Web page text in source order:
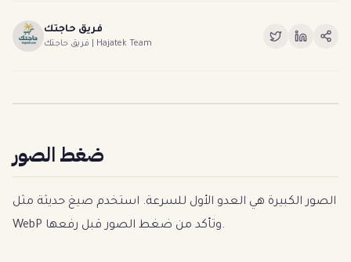
فريق حاجتك
فريق حاجتك | Hajatek Team
ضغط الصور
الصور الكبيرة هي العدو الأول للسرعة. استخدم صيغ حديثة مثل
WebP وتأكد من ضغط الصور قبل رفعها.